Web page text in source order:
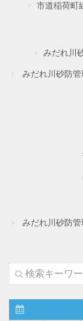
市道稲荷町
みだれ川
みだれ川砂防
みだれ川砂防